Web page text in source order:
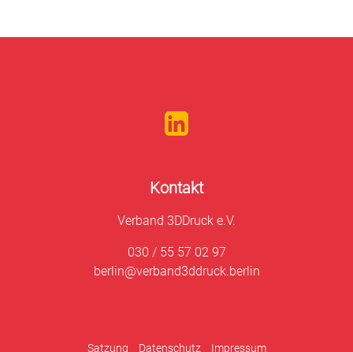
Kontakt
Verband 3DDruck e.V.
030 / 55 57 02 97
berlin@verband3ddruck.berlin
Satzung Datenschutz Impressum